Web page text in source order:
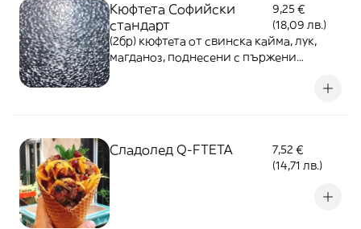
Кюфтета Софийски
стандарт
9,25 €
(18,09 лв.)
(2бр) кюфтета от свинска кайма, лук,
магданоз, поднесени с пържени
Сладолед Q-FTETA
7,52 €
(14,71 лв.)